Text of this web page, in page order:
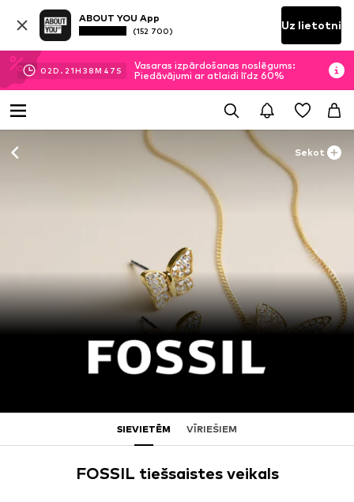
ABOUT YOU App
(152 700) Uz lietotni
02D. 21H 38M 46 S
Vasaras izpārdošanas noslēgums:
Piedāvājumi ar atlaidi līdz 60%
Sekot
SIEVIETĒM VĪRIEŠIEM
FOSSIL tiešsaistes veikals